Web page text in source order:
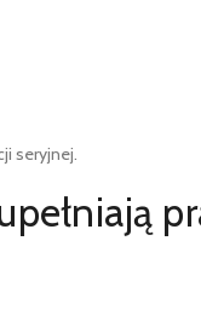
seryjnej.